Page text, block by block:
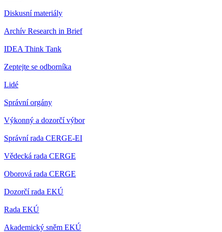
Diskusní materiály
Archív Research in Brief
IDEA Think Tank
Zeptejte se odborníka
Lidé
Správní orgány
Výkonný a dozorčí výbor
Správní rada CERGE-EI
Vědecká rada CERGE
Oborová rada CERGE
Dozorčí rada EKÚ
Rada EKÚ
Akademický sněm EKÚ